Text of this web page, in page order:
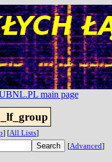
main page
] [All Lists]
[Advanced]